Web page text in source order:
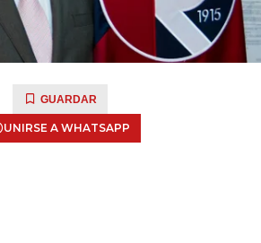
GUARDAR
UNIRSE A WHATSAPP